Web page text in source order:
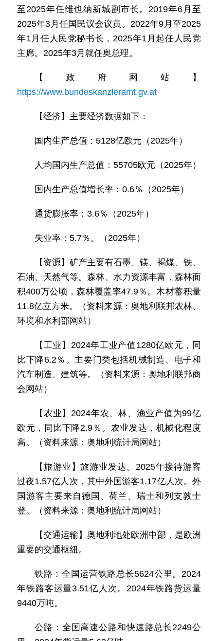
至2025年任维也纳新城副市长。2019年6月至
2025年3月任国民议会议员。2022年9月至2025
年1月任人民党秘书长，2025年1月起任人民党
主席。2025年3月就任奥总理。
【政府网站】
https://www.bundeskanzleramt.gv.at
【经济】主要经济数据如下：
国内生产总值：5128亿欧元（2025年）
人均国内生产总值：55705欧元（2025年）
国内生产总值增长率：0.6％（2025年）
通货膨胀率：3.6％（2025年）
失业率：5.7％。（2025年）
【资源】矿产主要有石墨、镁、褐煤、铁、
石油、天然气等。森林、水力资源丰富，森林面
积400万公顷，森林覆盖率47.9％。木材蓄积量
11.8亿立方米。（资料来源：奥地利联邦农林、
环境和水利部网站）
【工业】2024年工业产值1280亿欧元，同
比下降6.2％。主要门类包括机械制造、电子和
汽车制造、建筑等。（资料来源：奥地利联邦商
会网站）
【农业】2024年农、林、渔业产值为99亿
欧元，同比下降2.9％。农业发达，机械化程度
高。（资料来源：奥地利统计局网站）
【旅游业】旅游业发达。2025年接待游客
过夜1.57亿人次，其中外国游客1.17亿人次。外
国游客主要来自德国、荷兰、瑞士和列支敦士
登。（资料来源：奥地利统计局网站）
【交通运输】奥地利地处欧洲中部，是欧洲
重要的交通枢纽。
铁路：全国运营铁路总长5624公里。2024
年铁路客运量3.51亿人次。2024年铁路货运量
9440万吨。
公路：全国高速公路和快速路总长2249公